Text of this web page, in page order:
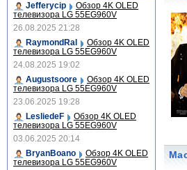
Jefferycip Обзор 4K OLED
телевизора LG 55EG960V
26.08.2025 21:28
RaymondRal
Обзор 4K OLED
телевизора LG 55EG960V
24.08.2025 19:02
Augustsoore
Обзор 4K OLED
телевизора LG 55EG960V
23.06.2025 19:28
LesliedeF
Обзор 4K OLED
телевизора LG 55EG960V
03.06.2025 20:14
BryanBoano
Обзор 4K OLED
телевизора LG 55EG960V